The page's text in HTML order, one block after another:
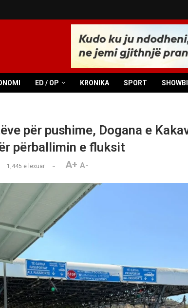
ED / OP KRONIKA SPORT
për pushime, Dogana e
përballimin e fluksit
1,445 e lexuar A+ A-